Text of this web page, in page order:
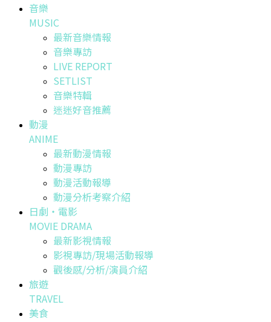
音樂
MUSIC
最新音樂情報
音樂專訪
LIVE REPORT
SETLIST
音樂特輯
迷迷好音推薦
動漫
ANIME
最新動漫情報
動漫專訪
動漫活動報導
動漫分析考察介紹
日劇・電影
MOVIE DRAMA
最新影視情報
影視專訪/現場活動報導
觀後感/分析/演員介紹
旅遊
TRAVEL
美食